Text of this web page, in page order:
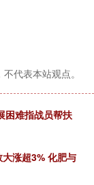
代表本站观点。
困难指战员帮扶
涨超3% 化肥与